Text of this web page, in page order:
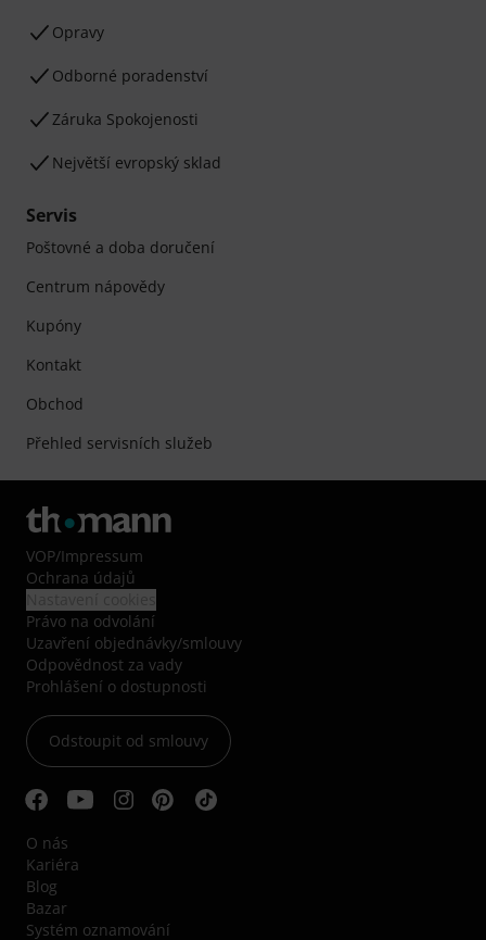
Opravy
Odborné poradenství
Záruka Spokojenosti
Největší evropský sklad
Servis
Poštovné a doba doručení
Centrum nápovědy
Kupóny
Kontakt
Obchod
Přehled servisních služeb
VOP/Impressum
Ochrana údajů
Právo na odvolání
Uzavření objednávky/smlouvy
Odpovědnost za vady
Prohlášení o dostupnosti
Odstoupit od smlouvy
O nás
Kariéra
Blog
Bazar
Systém oznamování